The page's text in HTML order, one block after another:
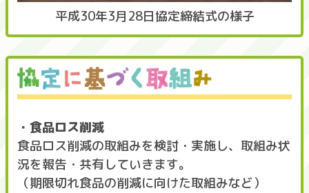
平成30年3月28日協定締結式の様子
・食品ロス削減
食品ロス削減の取組みを検討・実施し、取組み状
況を報告・共有していきます。
（期限切れ食品の削減に向けた取組みなど）